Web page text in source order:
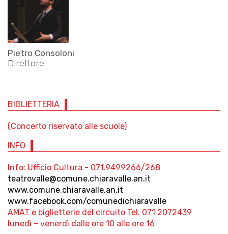
Pietro Consoloni
Direttore
BIGLIETTERIA
(Concerto riservato alle scuole)
INFO
Info: Ufficio Cultura - 071.9499266/268
teatrovalle@comune.chiaravalle.an.it
www.comune.chiaravalle.an.it
www.facebook.com/comunedichiaravalle
AMAT e biglietterie del circuito Tel. 071 2072439
lunedì – venerdì dalle ore 10 alle ore 16